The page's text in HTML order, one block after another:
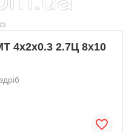
4х2х0.3 2.7Ц 8х10